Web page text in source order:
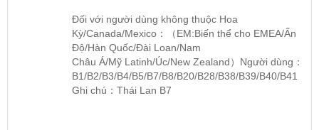
Đối với người dùng không thuộc Hoa
Kỳ/Canada/Mexico：（EM:Biến thể cho EMEA/Ấn
Độ/Hàn Quốc/Đài Loan/Nam
Châu Á/Mỹ Latinh/Úc/New Zealand）Người dùng：
B1/B2/B3/B4/B5/B7/B8/B20/B28/B38/B39/B40/B41
Ghi chú：Thái Lan B7